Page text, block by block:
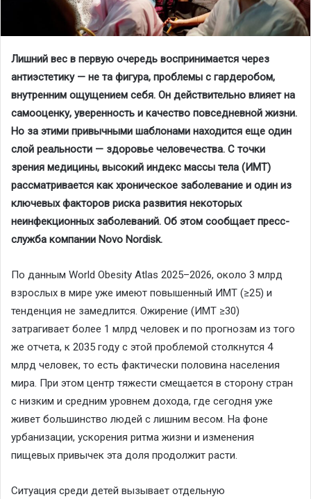
Лишний вес в первую очередь воспринимается через
антиэстетику— не та фигура, проблемы с гардеробом,
внутренним ощущением себя. Он действительно влияет на
самооценку, уверенность и качество повседневной жизни.
Но за этими привычными шаблонами находится еще один
слой реальности — здоровье человечества. С точки
зрения медицины, высокий индекс массы тела (ИМТ)
рассматривается как хроническое заболевание и один из
ключевых факторов риска развития некоторых
неинфекционных заболеваний. Об этом сообщает пресс-
служба компании Novo Nordisk.
По данным World Obesity Atlas 2025–2026, около 3 млрд
взрослых в мире уже имеют повышенный ИМТ (≥25) и
тенденция не замедлится. Ожирение (ИМТ ≥30)
затрагивает более 1 млрд человек и по прогнозам из того
же отчета, к 2035 году с этой проблемой столкнутся 4
млрд человек, то есть фактически половина населения
мира. При этом центр тяжести смещается в сторону стран
с низким и средним уровнем дохода, где сегодня уже
живет большинство людей с лишним весом. На фоне
урбанизации, ускорения ритма жизни и изменения
пищевых привычек эта доля продолжит расти.
Ситуация среди детей вызывает отдельную